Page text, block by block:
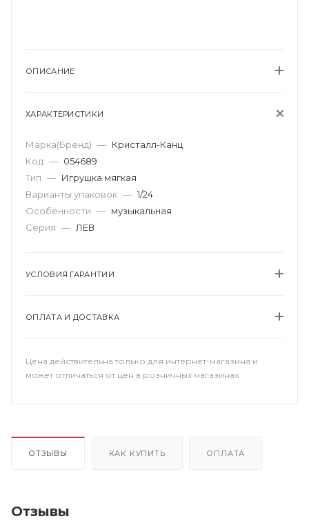
ОПИСАНИЕ
ХАРАКТЕРИСТИКИ
Марка(Бренд) — Кристалл-Канц
Код — 054689
Тип — Игрушка мягкая
Варианты упаковок — 1/24
Особенности — музыкальная
Серия — ЛЕВ
УСЛОВИЯ ГАРАНТИИ
ОПЛАТА И ДОСТАВКА
Цена действительна только для интернет-магазина и
может отличаться от цен в розничных магазинах
ОТЗЫВЫ КАК КУПИТЬ ОПЛАТА
Отзывы